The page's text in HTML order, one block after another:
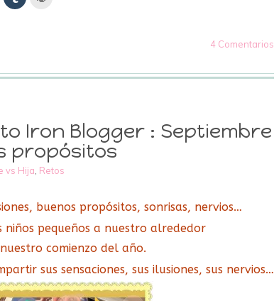
para
clic
una
ventana
nueva)
4 Comentarios
Iron Blogger : Septiembre
propósitos
vs Hija Retos
buenos propósitos, sonrisas, nervios…
niños pequeños a nuestro alrededor
comienzo del año.
sus sensaciones, sus ilusiones, sus nervios…